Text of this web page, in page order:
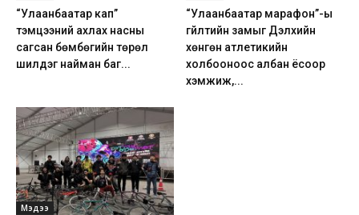
“Улаанбаатар кап”
тэмцээний ахлах насны
сагсан бөмбөгийн төрөл
шилдэг найман баг...
“Улаанбаатар марафон”-ы
гүйлтийн замыг Дэлхийн
хөнгөн атлетикийн
холбооноос албан ёсоор
хэмжиж,...
Мэдээ